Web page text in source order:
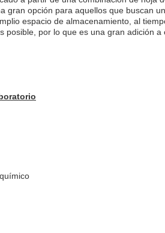
opción para aquellos que buscan
espacio de almacenamiento, al
por lo que es una gran adición